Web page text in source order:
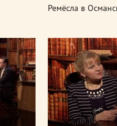
Ремёсла в